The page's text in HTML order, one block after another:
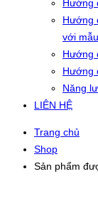
Hướng
Hướng
với
Hướng
Hướng
Năng
LIÊN HỆ
Trang chủ
Shop
Sản phẩm